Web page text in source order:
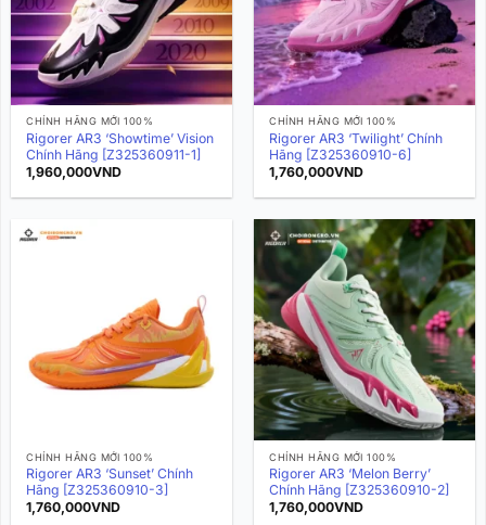
CHÍNH HÃNG MỚI 100%
Rigorer AR3 ‘Showtime’ Vision
Chính Hãng [Z325360911-1]
1,960,000VND
CHÍNH HÃNG MỚI 100%
Rigorer AR3 ‘Twilight’ Chính
Hãng [Z325360910-6]
1,760,000VND
CHÍNH HÃNG MỚI 100%
Rigorer AR3 ‘Sunset’ Chính
Hãng [Z325360910-3]
1,760,000VND
CHÍNH HÃNG MỚI 100%
Rigorer AR3 ‘Melon Berry’
Chính Hãng [Z325360910-2]
1,760,000VND